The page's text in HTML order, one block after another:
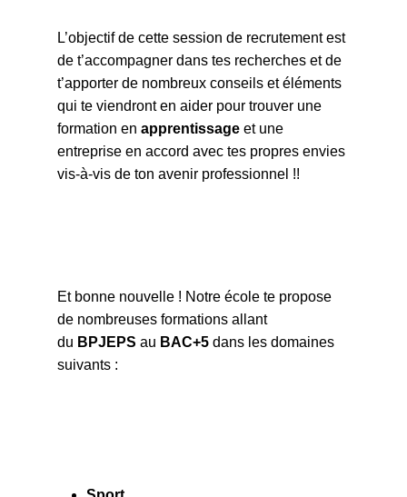
L’objectif de cette session de recrutement est
de t’accompagner dans tes recherches et de
t’apporter de nombreux conseils et éléments
qui te viendront en aider pour trouver une
formation en apprentissageet une
entreprise en accord avec tes propres envies
vis-à-vis de ton avenir professionnel !!
Et bonne nouvelle ! Notre école te propose
de nombreuses formations allant
du BPJEPS au BAC+5dans les domaines
suivants :